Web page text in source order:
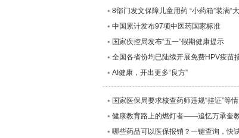
8部门发文保障儿童用药 “小药箱”装满“
中国累计发布97项中医药国家标准
国家疾控局发布“五一”假期健康提示
全国各省份均已陆续开展免费HPV疫苗
AI健康，开出更多“良方”
国家医保局要求核查药师违规“挂证”等
健康教育路上的燃灯者——追忆万承奎
哪些药品可以医保报销？一键查询，快